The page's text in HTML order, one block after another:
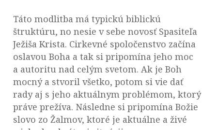
Táto modlitba má typickú biblickú
štruktúru, no nesie v sebe novosť Spasiteľa
Ježiša Krista. Cirkevné spoločenstvo začína
oslavou Boha a tak si pripomína jeho moc
a autoritu nad celým svetom. Ak je Boh
mocný a stvoril všetko, potom si vie dať
rady aj s jeho aktuálnym problémom, ktorý
práve prežíva. Následne si pripomína Božie
slovo zo Žalmov, ktoré je aktuálne a živé